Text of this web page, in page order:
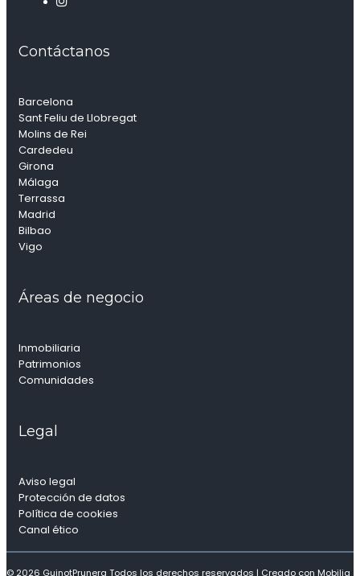
Contáctanos
Barcelona
Sant Feliu de Llobregat
Molins de Rei
Cardedeu
Girona
Málaga
Terrassa
Madrid
Bilbao
Vigo
Áreas de negocio
Inmobiliaria
Patrimonios
Comunidades
Legal
Aviso legal
Protección de datos
Política de cookies
Canal ético
© 2026 GuinotPrunera Todos los derechos reservados | Creado con Mobilia